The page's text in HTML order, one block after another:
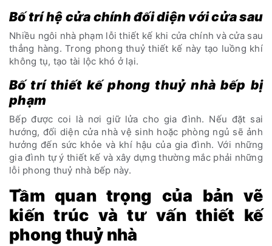
Bố trí hệ cửa chính đối diện với cửa sau
Nhiều ngôi nhà phạm lỗi thiết kế khi cửa chính và cửa sau
thẳng hàng. Trong phong thuỷ thiết kế này tạo luồng khí
không tụ, tạo tài lộc khó ở lại.
Bố trí thiết kế phong thuỷ nhà bếp bị
phạm
Bếp được coi là nơi giữ lửa cho gia đình. Nếu đặt sai
hướng, đối diện cửa nhà vệ sinh hoặc phòng ngủ sẽ ảnh
hưởng đến sức khỏe và khí hậu của gia đình. Với những
gia đình tự ý thiết kế và xây dựng thường mắc phải những
lỗi phong thuỷ nhà bếp này.
Tầm quan trọng của bản vẽ
kiến trúc và tư vấn thiết kế
phong thuỷ nhà